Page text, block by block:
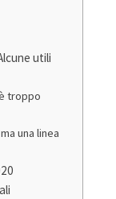
utili
troppo
una linea